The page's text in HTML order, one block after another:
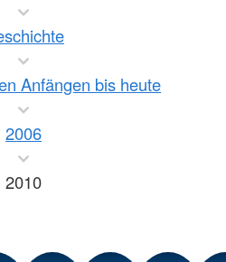
Anfängen bis heute
2006
2010